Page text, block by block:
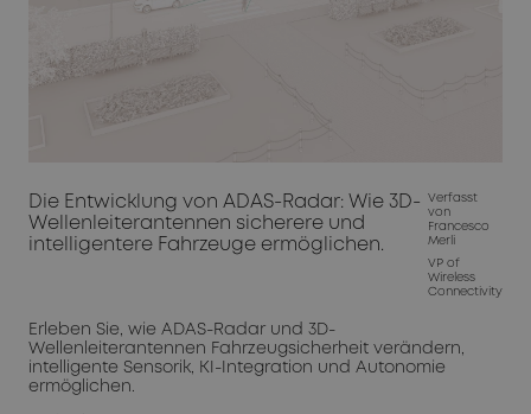
Die Entwicklung von ADAS-Radar: Wie 3D-
Wellenleiterantennen sicherere und
intelligentere Fahrzeuge ermöglichen.
Verfasst
von
Francesco
Merli
VP of
Wireless
Connectivity
Erleben Sie, wie ADAS-Radar und 3D-
Wellenleiterantennen Fahrzeugsicherheit verändern,
intelligente Sensorik, KI-Integration und Autonomie
ermöglichen.